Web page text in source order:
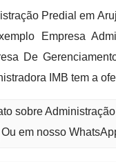
Predial em
Empresa
De
IMB tem a
sobre
Ou em nosso